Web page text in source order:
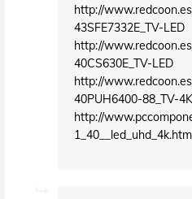
http://
43SFE7332E_TV-LED
http://
40CS630E_TV-LED
http://
40PUH6400-88_TV-
http://